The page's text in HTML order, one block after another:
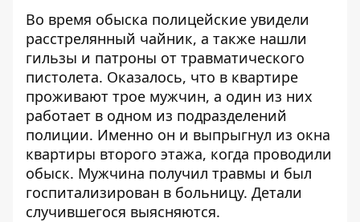
Во время обыска полицейские увидели
расстрелянный чайник, а также нашли
гильзы и патроны от травматического
пистолета. Оказалось, что в квартире
проживают трое мужчин, а один из них
работает в одном из подразделений
полиции. Именно он и выпрыгнул из окна
квартиры второго этажа, когда проводили
обыск. Мужчина получил травмы и был
госпитализирован в больницу. Детали
случившегося выясняются.